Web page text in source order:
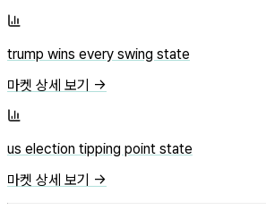
trump wins every swing state
마켓 상세 보기 →
us election tipping point state
마켓 상세 보기 →